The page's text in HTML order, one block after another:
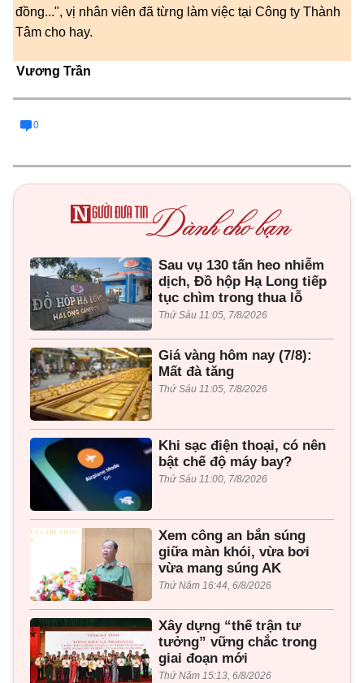
đồng...", vị nhân viên đã từng làm việc tại Công ty Thành
Tâm cho hay.
Vương Trần
0
Sau vụ 130 tấn heo nhiễm
dịch, Đồ hộp Hạ Long tiếp
tục chìm trong thua lỗ
Thứ Sáu 11:05, 7/8/2026
Giá vàng hôm nay (7/8):
Mất đà tăng
Thứ Sáu 11:05, 7/8/2026
Khi sạc điện thoại, có nên
bật chế độ máy bay?
Thứ Sáu 11:00, 7/8/2026
Xem công an bắn súng
giữa màn khói, vừa bơi
vừa mang súng AK
Thứ Năm 16:44, 6/8/2026
Xây dựng “thế trận tư
tưởng” vững chắc trong
giai đoạn mới
Thứ Năm 15:13, 6/8/2026